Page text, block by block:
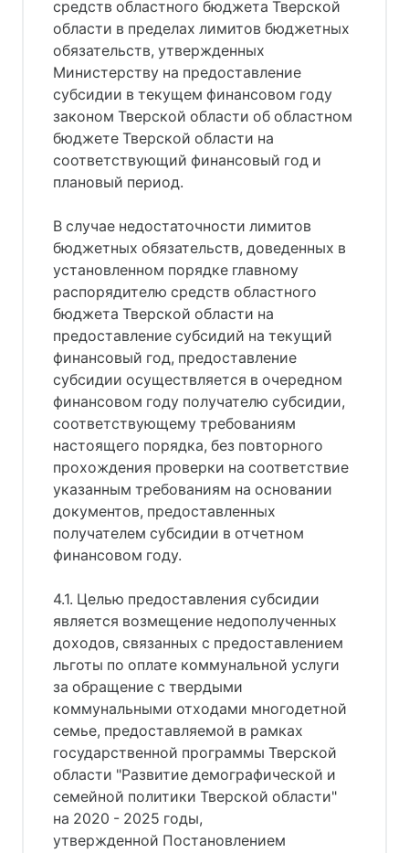
средств областного бюджета Тверской
области в пределах лимитов бюджетных
обязательств, утвержденных
Министерству на предоставление
субсидии в текущем финансовом году
законом Тверской области об областном
бюджете Тверской области на
соответствующий финансовый год и
плановый период.
В случае недостаточности лимитов
бюджетных обязательств, доведенных в
установленном порядке главному
распорядителю средств областного
бюджета Тверской области на
предоставление субсидий на текущий
финансовый год, предоставление
субсидии осуществляется в очередном
финансовом году получателю субсидии,
соответствующему требованиям
настоящего порядка, без повторного
прохождения проверки на соответствие
указанным требованиям на основании
документов, предоставленных
получателем субсидии в отчетном
финансовом году.
4.1. Целью предоставления субсидии
является возмещение недополученных
доходов, связанных с предоставлением
льготы по оплате коммунальной услуги
за обращение с твердыми
коммунальными отходами многодетной
семье, предоставляемой в рамках
государственной программы Тверской
области "Развитие демографической и
семейной политики Тверской области"
на 2020 - 2025 годы,
утвержденной Постановлением